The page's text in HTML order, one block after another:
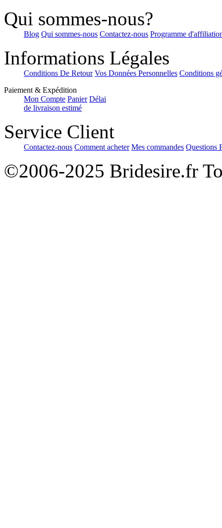
Qui sommes-nous?
Blog Qui sommes-nous Contactez-nous Programme
Informations Légales
Conditions De Retour Vos Données Personnelles Conditions
Paiement & Expédition
Mon Compte Panier Délai
de livraison estimé
Service Client
Contactez-nous Comment acheter Mes commandes Questions
©2006-2025 Bridesire.fr